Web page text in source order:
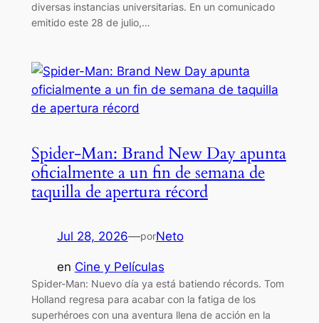
diversas instancias universitarias. En un comunicado
emitido este 28 de julio,…
Spider-Man: Brand New Day apunta
oficialmente a un fin de semana de
taquilla de apertura récord
Jul 28, 2026—porNeto
en Cine y Películas
Spider-Man: Nuevo día ya está batiendo récords. Tom
Holland regresa para acabar con la fatiga de los
superhéroes con una aventura llena de acción en la